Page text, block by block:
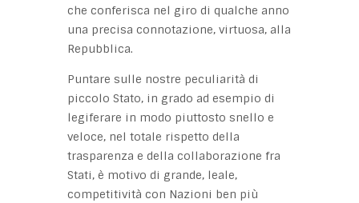
che conferisca nel giro di qualche anno
una precisa connotazione, virtuosa, alla
Repubblica.
Puntare sulle nostre peculiarità di
piccolo Stato, in grado ad esempio di
legiferare in modo piuttosto snello e
veloce, nel totale rispetto della
trasparenza e della collaborazione fra
Stati, è motivo di grande, leale,
competitività con Nazioni ben più